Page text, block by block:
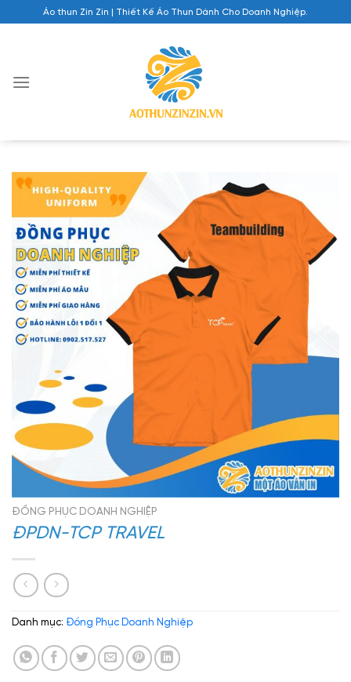
Áo thun Zin Zin | Thiết Kế Áo Thun Dành Cho Doanh Nghiệp.
ĐỒNG PHỤC DOANH NGHIỆP
ĐPDN-TCP TRAVEL
Danh mục: Đồng Phục Doanh Nghiệp